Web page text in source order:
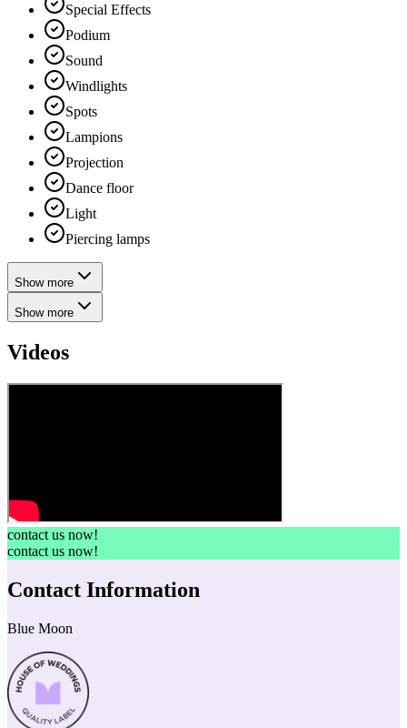
Special Effects
Podium
Sound
Windlights
Spots
Lampions
Projection
Dance floor
Light
Piercing lamps
Show more
Show more
Videos
contact us now!
contact us now!
Contact Information
Blue Moon